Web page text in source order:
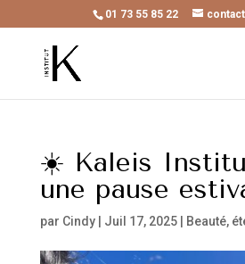
01 73 55 85 22
☀️ Kaleis
une pause
par Cindy| Juil 17, 2025| Beauté,